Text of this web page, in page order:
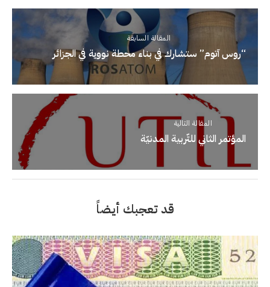
المقالة السابقة
“روس آتوم” ستشارك في بناء محطة نووية في الجزائر
المقالة التالية
المؤتمر الثاني للتّربية المدنيّة
قد تعجبك أيضاً